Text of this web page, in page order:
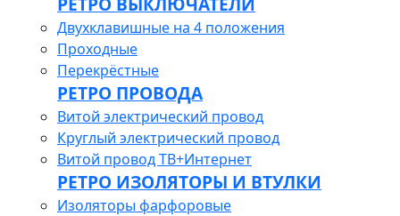
Двухклавишные на 4 положения
Проходные
Перекрёстные
РЕТРО ПРОВОДА
Витой электрический провод
Круглый электрический провод
Витой провод ТВ+Интернет
РЕТРО ИЗОЛЯТОРЫ И ВТУЛКИ
Изоляторы фарфоровые